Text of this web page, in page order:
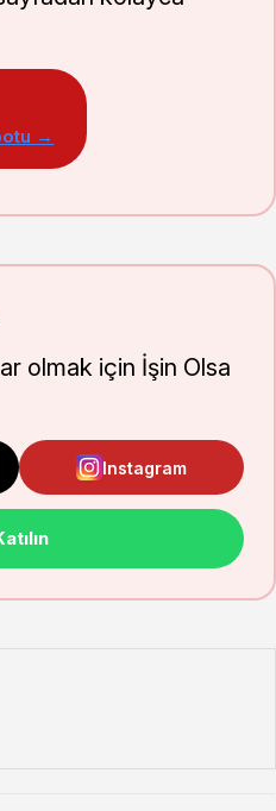
→
olmak için İşin Olsa
Instagram